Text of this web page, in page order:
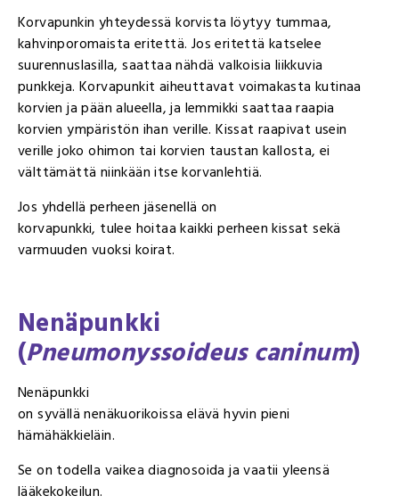
Korvapunkin yhteydessä korvista löytyy tummaa,
kahvinporomaista eritettä. Jos eritettä katselee
suurennuslasilla, saattaa nähdä valkoisia liikkuvia
punkkeja. Korvapunkit aiheuttavat voimakasta kutinaa
korvien ja pään alueella, ja lemmikki saattaa raapia
korvien ympäristön ihan verille. Kissat raapivat usein
verille joko ohimon tai korvien taustan kallosta, ei
välttämättä niinkään itse korvanlehtiä.
Jos yhdellä perheen jäsenellä on
korvapunkki, tulee hoitaa kaikki perheen kissat sekä
varmuuden vuoksi koirat.
Nenäpunkki
(Pneumonyssoideus caninum)
Nenäpunkki
on syvällä nenäkuorikoissa elävä hyvin pieni
hämähäkkieläin.
Se on todella vaikea diagnosoida ja vaatii yleensä
lääkekokeilun.